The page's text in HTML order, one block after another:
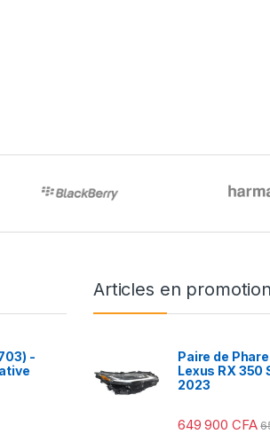
-
Articles en promotion
Paire de
Lexus RX 350
2023
649 900 CFA